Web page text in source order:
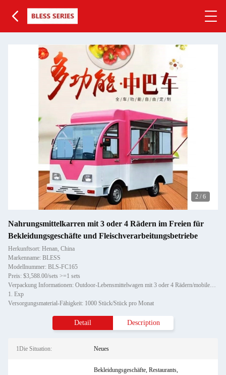
2 / 6
Nahrungsmittelkarren mit 3 oder 4 Rädern im Freien für
Bekleidungsgeschäfte und Fleischverarbeitungsbetriebe
Herkunftsort: Henan, China
Markenname: BLESS
Modellnummer: BLS-FC165
Preis: $3,588.00/sets >=1 sets
Verpackung Informationen: Outdoor-Lebensmittelwagen mit 3 oder 4 Rädern/mobiles Lebensmittelwagen/Lebensmittelwagen
1. Exp
Versorgungsmaterial-Fähigkeit: 1000 Stück/Stück pro Monat
Detail Description
1Die Situation: Neues
Bekleidungsgeschäfte, Restaurants,